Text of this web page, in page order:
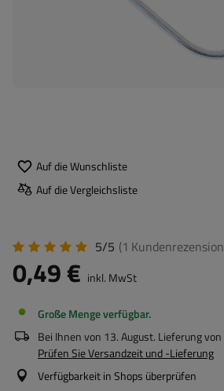
Auf die Wunschliste
Auf die Vergleichsliste
5/5 (1 Kundenrezension
0,49 € inkl. MwSt
Große Menge verfügbar
Bei Ihnen von 13. August. Lieferung von
Prüfen Sie Versandzeit und -Lieferung
Verfügbarkeit in Shops überprüfen